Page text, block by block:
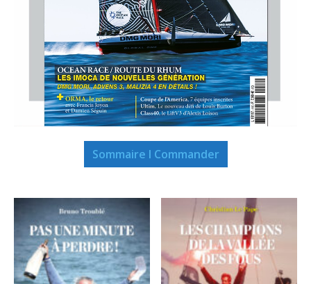
Sommaire I Commander